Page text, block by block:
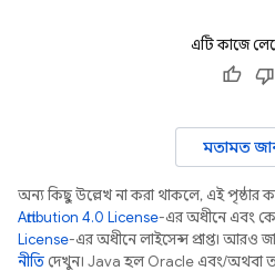
এটি কাজে
মতামত
অন্য কিছু উল্লেখ না করা থাকলে, এই পৃষ্ঠার
Attribution 4.0 License-এর অধীনে এবং
License-এর অধীনে লাইসেন্স প্রাপ্ত। আরও
নীতি দেখুন। Java হল Oracle এবং/অথবা তার